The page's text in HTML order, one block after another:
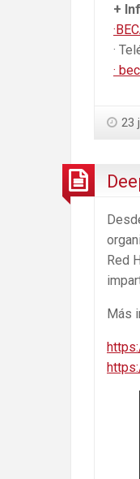
+
·
·
23
Red
Más